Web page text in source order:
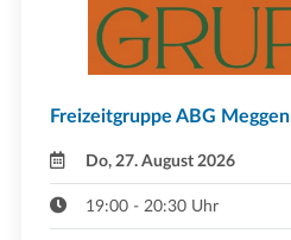
Freizeitgruppe ABG Meggen
Do, 27. August 2026
19:00 - 20:30 Uhr